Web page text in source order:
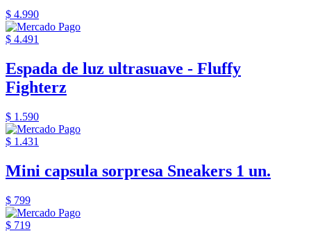
$ 4.990
$ 4.491
Espada de luz ultrasuave - Fluffy
Fighterz
$ 1.590
$ 1.431
Mini capsula sorpresa Sneakers 1 un.
$ 799
$ 719